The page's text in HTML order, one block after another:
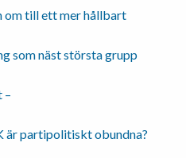
om till ett mer hållbart
som näst största grupp
–
är partipolitiskt obundna?